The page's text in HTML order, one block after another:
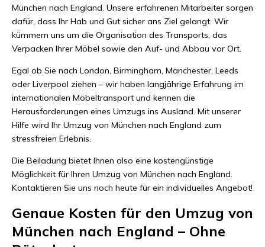
München nach England. Unsere erfahrenen Mitarbeiter sorgen
dafür, dass Ihr Hab und Gut sicher ans Ziel gelangt. Wir
kümmern uns um die Organisation des Transports, das
Verpacken Ihrer Möbel sowie den Auf- und Abbau vor Ort.
Egal ob Sie nach London, Birmingham, Manchester, Leeds
oder Liverpool ziehen – wir haben langjährige Erfahrung im
internationalen Möbeltransport und kennen die
Herausforderungen eines Umzugs ins Ausland. Mit unserer
Hilfe wird Ihr Umzug von München nach England zum
stressfreien Erlebnis.
Die Beiladung bietet Ihnen also eine kostengünstige
Möglichkeit für Ihren Umzug von München nach England.
Kontaktieren Sie uns noch heute für ein individuelles Angebot!
Genaue Kosten für den Umzug von
München nach England – Ohne